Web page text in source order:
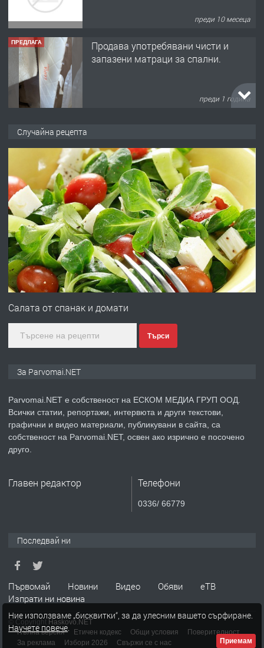
преди 10 месеца
ПРЕДЛАГА
Продава употребявани чисти и
запазени матраци за спални.
преди 1 година
преди 1 година
ПРЕДЛАГА
Първи поход "По стъпките на Ангел
Войвода"
преди 1 година
ПРЕДЛАГА
Монтажник на малки детайли за
преди 1 година
ПРЕДЛАГА
Продавам апартамент - гр.
ПРЕДЛАГА
Търсим работник за работа в
разсадник
Случайна рецепта
Салата от спанак и домати
Търси
За Parvomai.NET
Parvomai.NET е собственост на ЕСКОМ МЕДИА ГРУП ООД.
Всички статии, репортажи, интервюта и други текстови,
графични и видео материали, публикувани в сайта, са
собственост на Parvomai.NET, освен ако изрично е посочено
друго.
Главен редактор Телефони
0336/ 66779
Последвай ни
Първомай Новини Видео Обяви
еТВ
Изпрати ни новина
© Copyright Haskovo.NET
Пълна версия
Етичен кодекс Общи условия
Поверителност
За реклама
Избори 2026 Свържи се с нас
Ние използваме „бисквитки“, за да улесним вашето сърфиране.
Научете повече.
Приемам